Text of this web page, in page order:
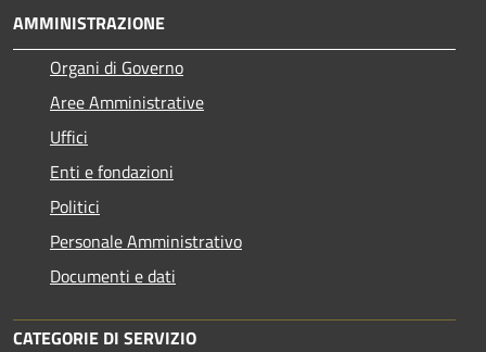
AMMINISTRAZIONE
Organi di Governo
Aree Amministrative
Uffici
Enti e fondazioni
Politici
Personale Amministrativo
Documenti e dati
CATEGORIE DI SERVIZIO